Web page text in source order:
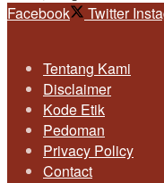
Facebook
Twitter
Tentang Kami
Disclaimer
Kode Etik
Pedoman
Privacy Policy
Contact